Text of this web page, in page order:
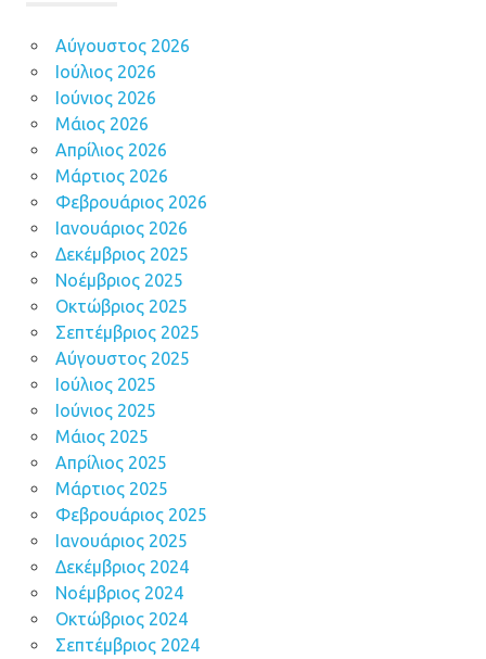
Αύγουστος 2026
Ιούλιος 2026
Ιούνιος 2026
Μάιος 2026
Απρίλιος 2026
Μάρτιος 2026
Φεβρουάριος 2026
Ιανουάριος 2026
Δεκέμβριος 2025
Νοέμβριος 2025
Οκτώβριος 2025
Σεπτέμβριος 2025
Αύγουστος 2025
Ιούλιος 2025
Ιούνιος 2025
Μάιος 2025
Απρίλιος 2025
Μάρτιος 2025
Φεβρουάριος 2025
Ιανουάριος 2025
Δεκέμβριος 2024
Νοέμβριος 2024
Οκτώβριος 2024
Σεπτέμβριος 2024